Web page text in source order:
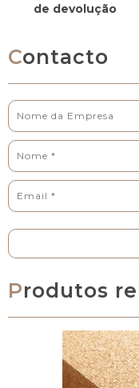
de devolução
Contacto
Produtos